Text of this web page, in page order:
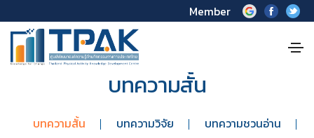
บทความสั้น
บทความสั้น บทความวิจัย
บทความชวนอ่าน
Member